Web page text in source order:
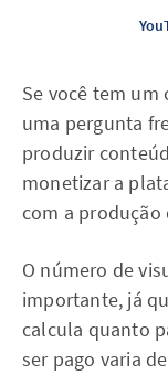
Se você tem um
uma pergunta
produzir
monetizar a
com a produção
O número de
importante, já
calcula quanto
ser pago varia